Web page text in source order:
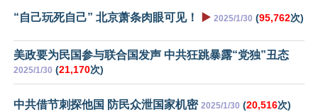
“自己玩死自己” 北京萧条肉眼可见！ ▶️ 2025/1/30 (95,762次)
美政要为民国参与联合国发声 中共狂跳暴露“党独”丑态
2025/1/30 (21,170次)
中共借节刺探他国 防民众泄国家机密 2025/1/30 (20,516次)